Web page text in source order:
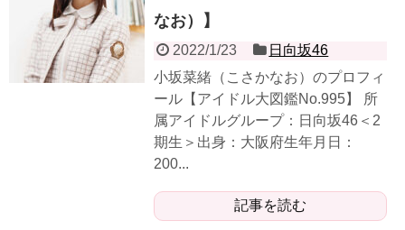
なお）】
2022/1/23
日向坂46
小坂菜緒（こさかなお）のプロフィ
ール【アイドル大図鑑No.995】 所
属アイドルグループ：日向坂46＜2
期生＞出身：大阪府生年月日：
200...
記事を読む